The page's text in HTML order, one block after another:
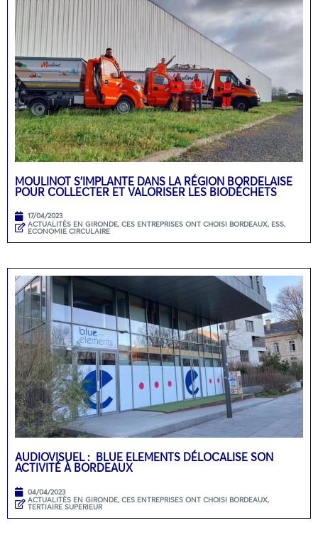
MOULINOT S’IMPLANTE DANS LA RÉGION BORDELAISE
POUR COLLECTER ET VALORISER LES BIODÉCHETS
17/04/2023
ACTUALITÉS EN GIRONDE, CES ENTREPRISES ONT CHOISI BORDEAUX, ESS,
ECONOMIE CIRCULAIRE
AUDIOVISUEL : BLUE ELEMENTS DÉLOCALISE SON
ACTIVITÉ À BORDEAUX
04/04/2023
ACTUALITÉS EN GIRONDE, CES ENTREPRISES ONT CHOISI BORDEAUX,
TERTIAIRE SUPERIEUR